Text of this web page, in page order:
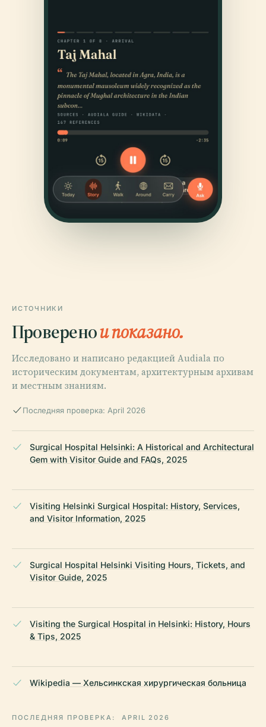
ИСТОЧНИКИ
Проверенои показано.
Исследовано и написано редакцией Audiala по
историческим документам, архитектурным архивам
и местным знаниям.
Последняя проверка: April 2026
Surgical Hospital Helsinki: A Historical and Architectural
Gem with Visitor Guide and FAQs, 2025
Visiting Helsinki Surgical Hospital: History, Services,
and Visitor Information, 2025
Surgical Hospital Helsinki Visiting Hours, Tickets, and
Visitor Guide, 2025
Visiting the Surgical Hospital in Helsinki: History, Hours
& Tips, 2025
Wikipedia — Хельсинкская хирургическая больница
ПОСЛЕДНЯЯ ПРОВЕРКА: APRIL 2026